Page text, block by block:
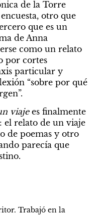
de la Torre
otro que
que es un
de Anna
como un relato
por cortes
particular y
“sobre por qué
viaje es finalmente
el relato de un viaje
de poemas y otro
parecía que
Trabajó en la